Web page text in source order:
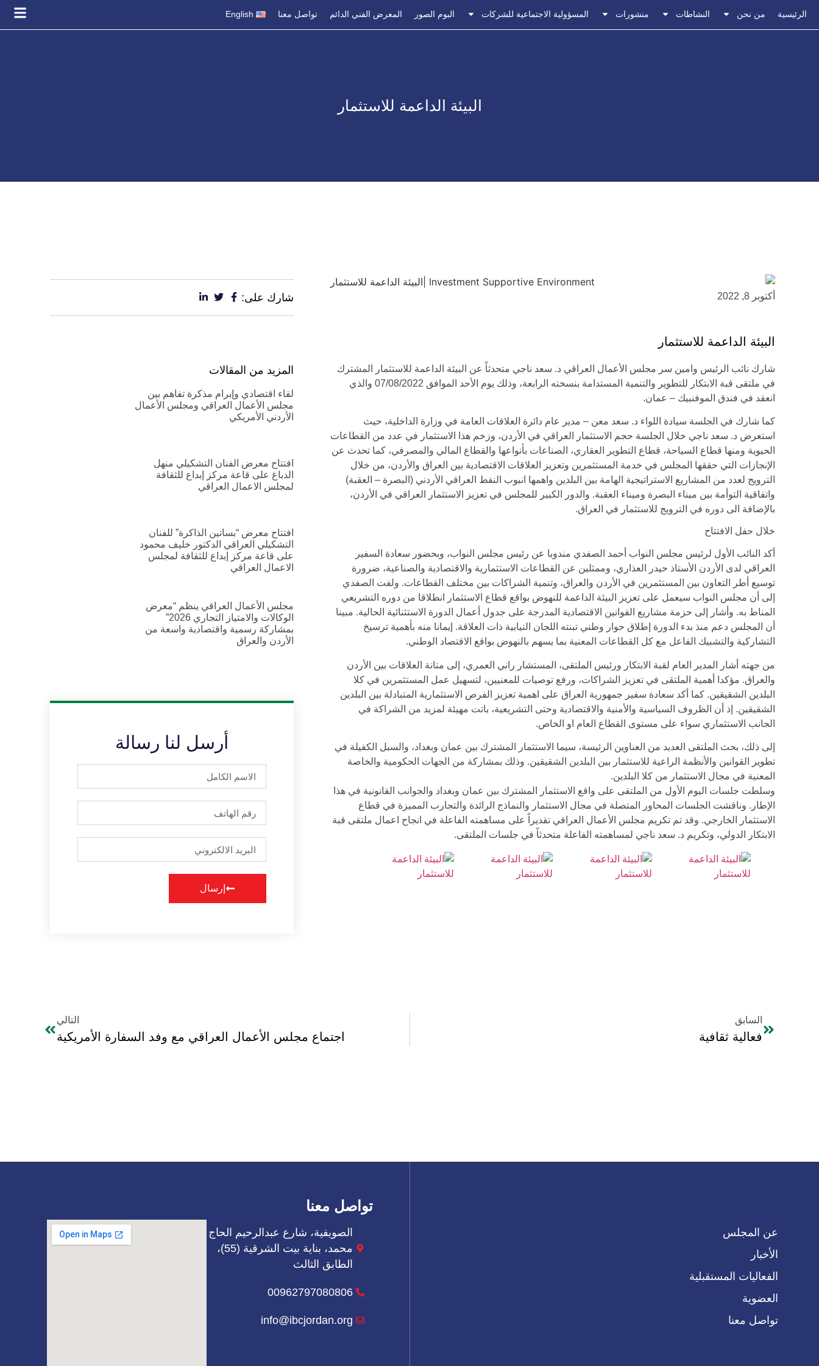
الرئيسية من نحن النشاطات منشورات المسؤولية الاجتماعية للشركات البوم الصور المعرض الفني الدائم تواصل معنا English
البيئة الداعمة للاستثمار
أكتوبر 8, 2022
البيئة الداعمة للاستثمار
شارك نائب الرئيس وامين سر مجلس الأعمال العراقي د. سعد ناجي متحدثاً عن البيئة الداعمة للاستثمار المشترك
في ملتقى قبة الابتكار للتطوير والتنمية المستدامة بنسخته الرابعة، وذلك يوم الأحد الموافق 07/08/2022 والذي
انعقد في فندق الموفنبيك – عمان.
كما شارك في الجلسة سيادة اللواء د. سعد معن – مدير عام دائرة العلاقات العامة في وزارة الداخلية، حيث
استعرض د. سعد ناجي خلال الجلسة حجم الاستثمار العراقي في الأردن، وزخم هذا الاستثمار في عدد من القطاعات
الحيوية ومنها قطاع السياحة، قطاع التطوير العقاري، الصناعات بأنواعها والقطاع المالي والمصرفي، كما تحدث عن
الإنجازات التي حققها المجلس في خدمة المستثمرين وتعزيز العلاقات الاقتصادية بين العراق والأردن، من خلال
الترويج لعدد من المشاريع الاستراتيجية الهامة بين البلدين واهمها انبوب النفط العراقي الأردني (البصرة – العقبة)
واتفاقية التوأمة بين ميناء البصرة وميناء العقبة. والدور الكبير للمجلس في تعزيز الاستثمار العراقي في الأردن،
بالإضافة الى دوره في الترويج للاستثمار في العراق.
خلال حفل الافتتاح
أكد النائب الأول لرئيس مجلس النواب أحمد الصفدي مندوبا عن رئيس مجلس النواب، وبحضور سعادة السفير
العراقي لدى الأردن الأستاذ حيدر العذاري، وممثلين عن القطاعات الاستثمارية والاقتصادية والصناعية، ضرورة
توسيع أطر التعاون بين المستثمرين في الأردن والعراق، وتنمية الشراكات بين مختلف القطاعات. ولفت الصفدي
إلى أن مجلس النواب سيعمل على تعزيز البيئة الداعمة للنهوض بواقع قطاع الاستثمار انطلاقا من دوره التشريعي
المناط به. وأشار إلى حزمة مشاريع القوانين الاقتصادية المدرجة على جدول أعمال الدورة الاستثنائية الحالية. مبينا
أن المجلس دعم منذ بدء الدورة إطلاق حوار وطني تبنته اللجان النيابية ذات العلاقة. إيمانا منه بأهمية ترسيخ
التشاركية والتشبيك الفاعل مع كل القطاعات المعنية بما يسهم بالنهوض بواقع الاقتصاد الوطني.
من جهته أشار المدير العام لقبة الابتكار ورئيس الملتقى، المستشار راني العمري، إلى متانة العلاقات بين الأردن
والعراق. مؤكدا أهمية الملتقى في تعزيز الشراكات، ورفع توصيات للمعنيين، لتسهيل عمل المستثمرين في كلا
البلدين الشقيقين. كما أكد سعادة سفير جمهورية العراق على اهمية تعزيز الفرص الاستثمارية المتبادلة بين البلدين
الشقيقين. إذ أن الظروف السياسية والأمنية والاقتصادية وحتى التشريعية، باتت مهيئة لمزيد من الشراكة في
الجانب الاستثماري سواء على مستوى القطاع العام او الخاص.
إلى ذلك، بحث الملتقى العديد من العناوين الرئيسة، سيما الاستثمار المشترك بين عمان وبغداد، والسبل الكفيلة في
تطوير القوانين والأنظمة الراعية للاستثمار بين البلدين الشقيقين. وذلك بمشاركة من الجهات الحكومية والخاصة
المعنية في مجال الاستثمار من كلا البلدين.
وسلطت جلسات اليوم الأول من الملتقى على واقع الاستثمار المشترك بين عمان وبغداد والجوانب القانونية في هذا
الإطار. وناقشت الجلسات المحاور المتصلة في مجال الاستثمار والنماذج الرائدة والتجارب المميزة في قطاع
الاستثمار الخارجي. وقد تم تكريم مجلس الأعمال العراقي تقديراً على مساهمته الفاعلة في انجاح اعمال ملتقى قبة
الابتكار الدولي، وتكريم د. سعد ناجي لمساهمته الفاعلة متحدثاً في جلسات الملتقى.
شارك على:
المزيد من المقالات
لقاء اقتصادي وإبرام مذكرة تفاهم بين
مجلس الأعمال العراقي ومجلس الأعمال
الأردني الأمريكي
افتتاح معرض الفنان التشكيلي منهل
الدباغ على قاعة مركز إبداع للثقافة
لمجلس الاعمال العراقي
افتتاح معرض “بساتين الذاكرة” للفنان
التشكيلي العراقي الدكتور خليف محمود
على قاعة مركز إبداع للثقافة لمجلس
الاعمال العراقي
مجلس الأعمال العراقي ينظم “معرض
الوكالات والامتياز التجاري 2026”
بمشاركة رسمية واقتصادية واسعة من
الأردن والعراق
أرسل لنا رسالة
إرسال
السابق
فعالية ثقافية
التالي
اجتماع مجلس الأعمال العراقي مع وفد السفارة الأمريكية
عن المجلس
الأخبار
الفعاليات المستقبلية
العضوية
تواصل معنا
تواصل معنا
الصويفية، شارع عبدالرحيم الحاج
محمد، بناية بيت الشرقية (55)،
الطابق الثالث
00962797080806
info@ibcjordan.org